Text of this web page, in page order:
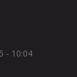
- 10:04